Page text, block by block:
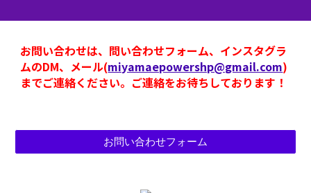
お問い合わせは、問い合わせフォーム、インスタグラ
ムのDM、メール(miyamaepowershp@gmail.com)
までご連絡ください。ご連絡をお待ちしております！
お問い合わせフォーム